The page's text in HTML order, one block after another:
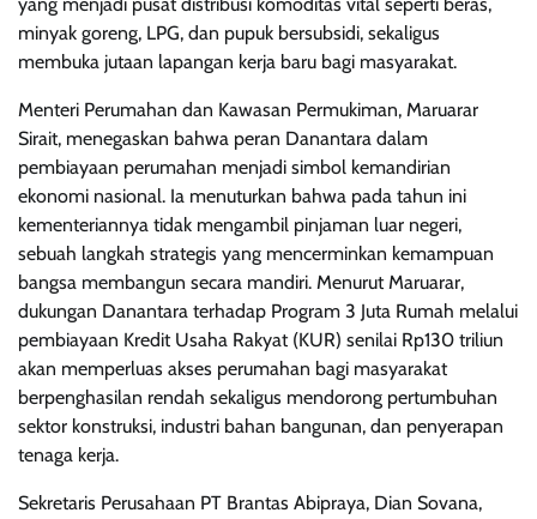
minyak goreng, LPG, dan pupuk bersubsidi, sekaligus
membuka jutaan lapangan kerja baru bagi masyarakat.
Menteri Perumahan dan Kawasan Permukiman, Maruarar
Sirait, menegaskan bahwa peran Danantara dalam
pembiayaan perumahan menjadi simbol kemandirian
ekonomi nasional. Ia menuturkan bahwa pada tahun ini
kementeriannya tidak mengambil pinjaman luar negeri,
sebuah langkah strategis yang mencerminkan kemampuan
bangsa membangun secara mandiri. Menurut Maruarar,
dukungan Danantara terhadap Program 3 Juta Rumah melalui
pembiayaan Kredit Usaha Rakyat (KUR) senilai Rp130 triliun
akan memperluas akses perumahan bagi masyarakat
berpenghasilan rendah sekaligus mendorong pertumbuhan
sektor konstruksi, industri bahan bangunan, dan penyerapan
tenaga kerja.
Sekretaris Perusahaan PT Brantas Abipraya, Dian Sovana,